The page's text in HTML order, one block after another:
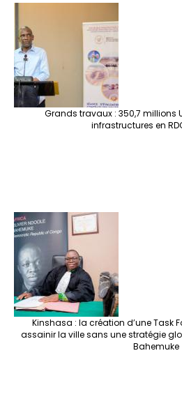
Grands travaux : 350,7 millions
infrastructures en
Kinshasa : la création d’une Task
assainir la ville sans une stratégie
Bahemuke